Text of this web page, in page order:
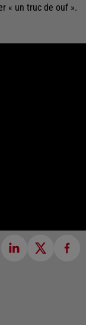
« un truc de ouf ».